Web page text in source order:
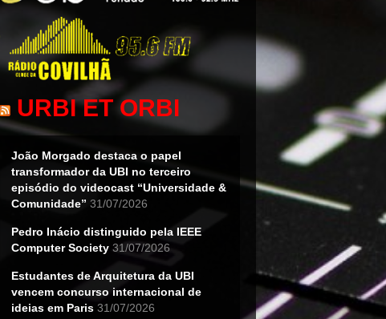
URBI ET ORBI
João Morgado destaca o papel
transformador da UBI no terceiro
episódio do videocast “Universidade &
Comunidade” 31/07/2026
Pedro Inácio distinguido pela IEEE
Computer Society 31/07/2026
Estudantes de Arquitetura da UBI
vencem concurso internacional de
ideias em Paris 31/07/2026